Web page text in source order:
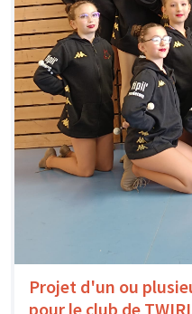
Projet d'un ou
pour le club de